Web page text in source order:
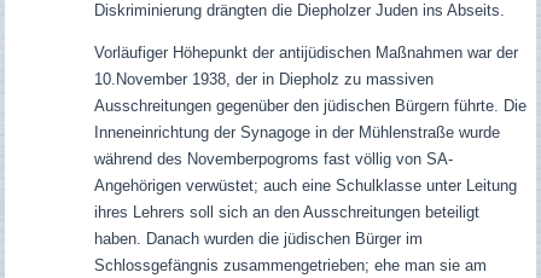
Diskriminierung drängten die Diepholzer Juden ins Abseits.
Vorläufiger Höhepunkt der antijüdischen Maßnahmen war der
10.November 1938, der in Diepholz zu massiven
Ausschreitungen gegenüber den jüdischen Bürgern führte. Die
Inneneinrichtung der Synagoge in der Mühlenstraße wurde
während des Novemberpogroms fast völlig von SA-
Angehörigen verwüstet; auch eine Schulklasse unter Leitung
ihres Lehrers soll sich an den Ausschreitungen beteiligt
haben. Danach wurden die jüdischen Bürger im
Schlossgefängnis zusammengetrieben; ehe man sie am